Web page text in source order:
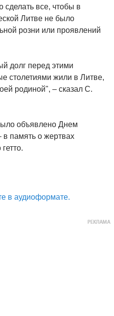
сделать все, чтобы в
Литве не было
розни или проявлений
долг перед этими
столетиями жили в Литве,
родиной", – сказал С.
объявлено Днем
в память о жертвах
в аудиоформате.